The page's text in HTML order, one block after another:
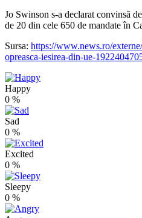
Jo Swinson s-a declarat convinsă
de 20 din cele 650 de mandate în
Sursa: https://www.news.ro/
opreasca-iesirea-din-ue-
Happy
0 %
Sad
0 %
Excited
0 %
Sleepy
0 %